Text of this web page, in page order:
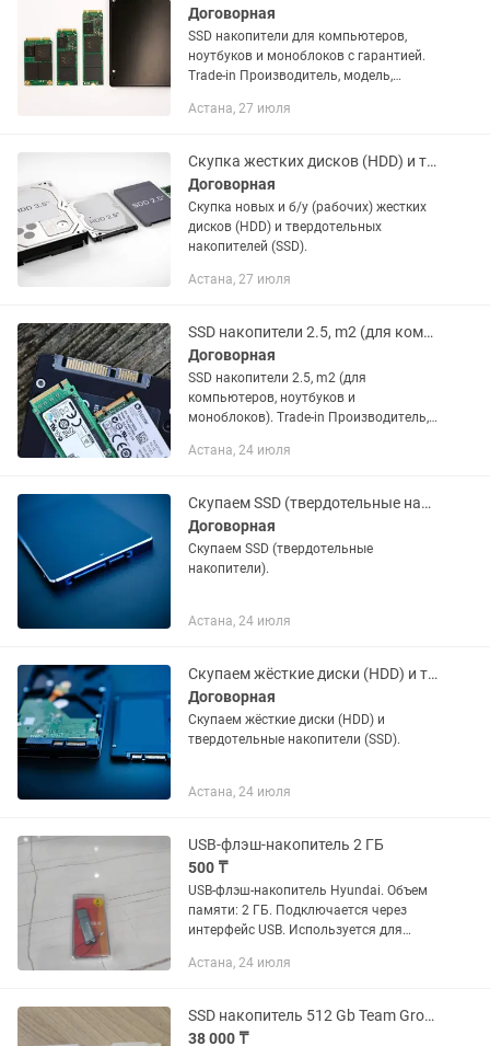
Договорная
SSD накопители для компьютеров,
ноутбуков и моноблоков с гарантией.
Trade-in Производитель, модель,
внешний вид данного товара могут
Астана, 27 июля
Скупка жестких дисков (HDD) и твердотельных накопителей (SSD).
Договорная
Скупка новых и б/у (рабочих) жестких
дисков (HDD) и твердотельных
накопителей (SSD).
Астана, 27 июля
SSD накопители 2.5, m2 (для компьютеров, ноутбуков и моноблоков).
Договорная
SSD накопители 2.5, m2 (для
компьютеров, ноутбуков и
моноблоков). Trade-in Производитель,
поставки и внешний вид данного
в...
Астана, 24 июля
Скупаем SSD (твердотельные накопители).
Договорная
Скупаем SSD (твердотельные
накопители).
Астана, 24 июля
Скупаем жёсткие диски (HDD) и твердотельные накопители (SSD).
Договорная
Скупаем жёсткие диски (HDD) и
твердотельные накопители (SSD).
Астана, 24 июля
USB-флэш-накопитель 2 ГБ
500 ₸
USB-флэш-накопитель Hyundai. Объем
памяти: 2 ГБ. Подключается через
интерфейс USB. Используется для
устройствами. Портативное
Астана, 24 июля
SSD накопитель 512 Gb Team Group MS30, M.2, SATA III, 2штуки
38 000 ₸